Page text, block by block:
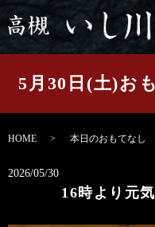
5月30日(土)お
HOME 本日のおもてなし
2026/05/30
16時より元